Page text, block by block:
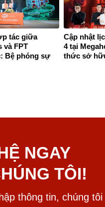
tác giữa
và FPT
Bệ phóng sự
Cập nhật
4 tại
thức sở
NGAY
TÔI!
thông tin, chúng tôi